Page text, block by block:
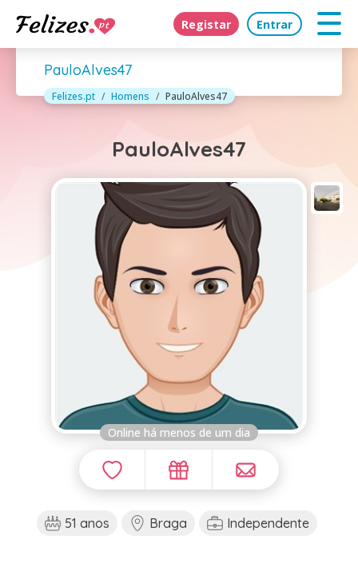
Registar Entrar
PauloAlves47
Felizes.pt Homens PauloAlves47
PauloAlves47
Online há menos de um dia
51 anos Braga Independente